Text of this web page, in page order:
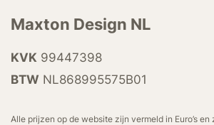
Maxton Design NL
KVK 99447398
BTW NL868995575B01
Alle prijzen op de website zijn vermeld in Euro’s en